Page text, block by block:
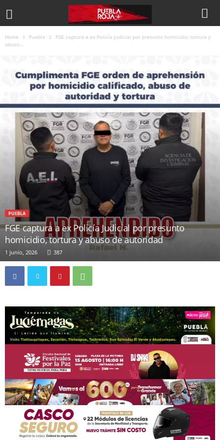
Home Puebla
FGE captura a ex Policía Judicial por presunto homicidio, tortura y
abuso...
PUEBLA
FGE captura a ex Policía Judicial por presunto
homicidio, tortura y abuso de autoridad
1 junio, 2026 387